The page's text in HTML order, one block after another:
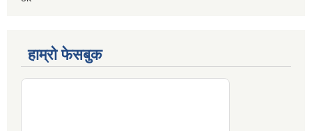
हाम्रो फेसबुक